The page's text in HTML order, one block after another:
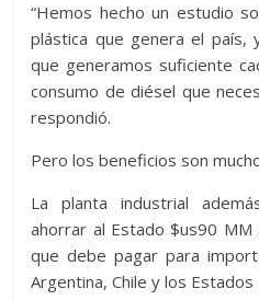
“Hemos hecho un estudio
plástica que genera el país,
que generamos suficiente
consumo de diésel que
respondió.
Pero los beneficios son
La planta industrial
ahorrar al Estado $us90 MM
que debe pagar para
Argentina, Chile y los Estados